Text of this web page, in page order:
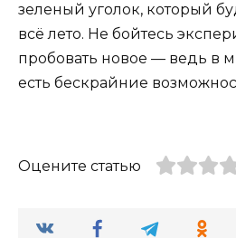
зеленый уголок, который
всё лето. Не бойтесь
пробовать новое — ведь в
есть бескрайние
Оцените статью